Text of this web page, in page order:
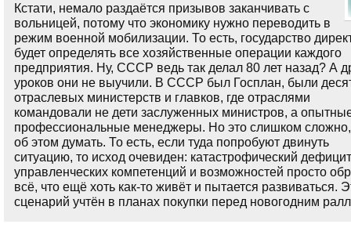
Кстати, немало раздаётся призывов заканчивать с
вольницей, потому что экономику нужно переводить в
режим военной мобилизации. То есть, государство
будет определять все хозяйственные операции каждого
предприятия. Ну, СССР ведь так делал 80 лет назад? А
уроков они не выучили. В СССР был Госплан, были
отраслевых министерств и главков, где отраслями
командовали не дети заслуженных министров, а
профессиональные менеджеры. Но это слишком сложно,
об этом думать. То есть, если туда попробуют двинуть
ситуацию, то исход очевиден: катастрофический дефицит
управленческих компетенций и возможностей просто
всё, что ещё хоть как-то живёт и пытается развиваться.
сценарий учтён в планах покупки перед новогодним